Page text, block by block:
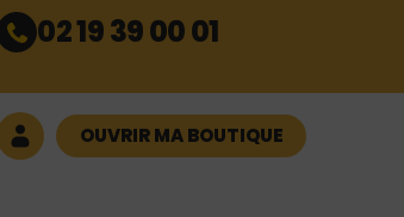
02 19 39 00 01
OUVRIR MA BOUTIQUE